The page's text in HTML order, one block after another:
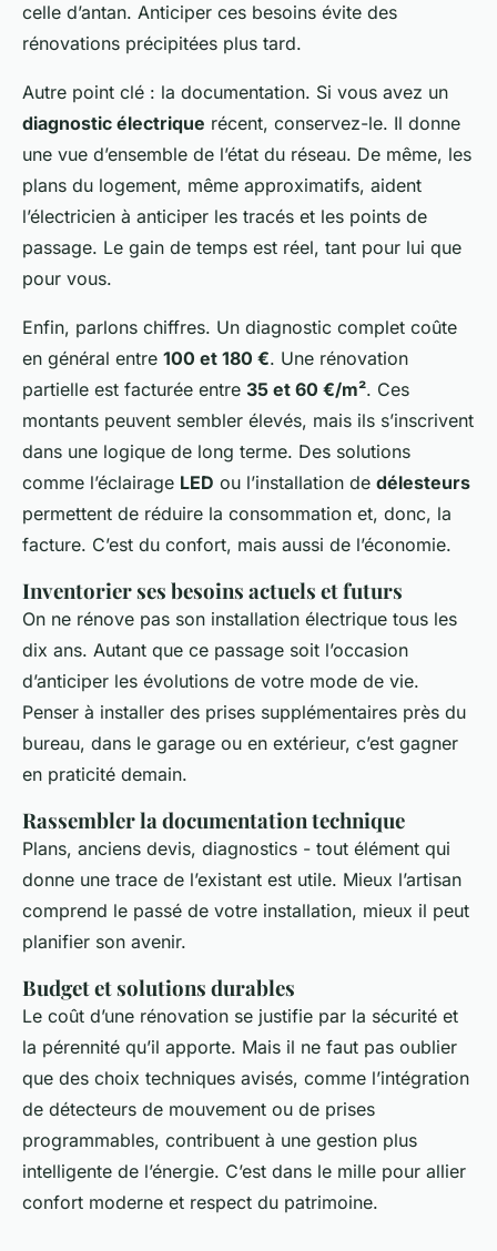
celle d’antan. Anticiper ces besoins évite des
rénovations précipitées plus tard.
Autre point clé : la documentation. Si vous avez un
diagnostic électrique récent, conservez-le. Il donne
une vue d’ensemble de l’état du réseau. De même, les
plans du logement, même approximatifs, aident
l’électricien à anticiper les tracés et les points de
passage. Le gain de temps est réel, tant pour lui que
pour vous.
Enfin, parlons chiffres. Un diagnostic complet coûte
en général entre 100 et 180 €. Une rénovation
partielle est facturée entre 35 et 60 €/m². Ces
montants peuvent sembler élevés, mais ils s’inscrivent
dans une logique de long terme. Des solutions
comme l’éclairage LED ou l’installation de délesteurs
permettent de réduire la consommation et, donc, la
facture. C’est du confort, mais aussi de l’économie.
Inventorier ses besoins actuels et futurs
On ne rénove pas son installation électrique tous les
dix ans. Autant que ce passage soit l’occasion
d’anticiper les évolutions de votre mode de vie.
Penser à installer des prises supplémentaires près du
bureau, dans le garage ou en extérieur, c’est gagner
en praticité demain.
Rassembler la documentation technique
Plans, anciens devis, diagnostics - tout élément qui
donne une trace de l’existant est utile. Mieux l’artisan
comprend le passé de votre installation, mieux il peut
planifier son avenir.
Budget et solutions durables
Le coût d’une rénovation se justifie par la sécurité et
la pérennité qu’il apporte. Mais il ne faut pas oublier
que des choix techniques avisés, comme l’intégration
de détecteurs de mouvement ou de prises
programmables, contribuent à une gestion plus
intelligente de l’énergie. C’est dans le mille pour allier
confort moderne et respect du patrimoine.